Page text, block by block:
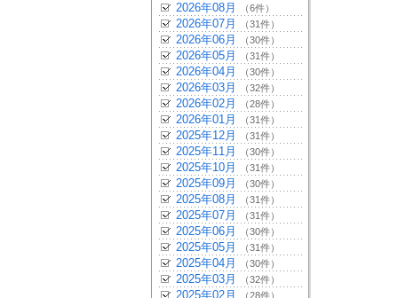
2026年08月 （6件）
2026年07月 （31件）
2026年06月 （30件）
2026年05月 （31件）
2026年04月 （30件）
2026年03月 （32件）
2026年02月 （28件）
2026年01月 （31件）
2025年12月 （31件）
2025年11月 （30件）
2025年10月 （31件）
2025年09月 （30件）
2025年08月 （31件）
2025年07月 （31件）
2025年06月 （30件）
2025年05月 （31件）
2025年04月 （30件）
2025年03月 （32件）
2025年02月 （28件）